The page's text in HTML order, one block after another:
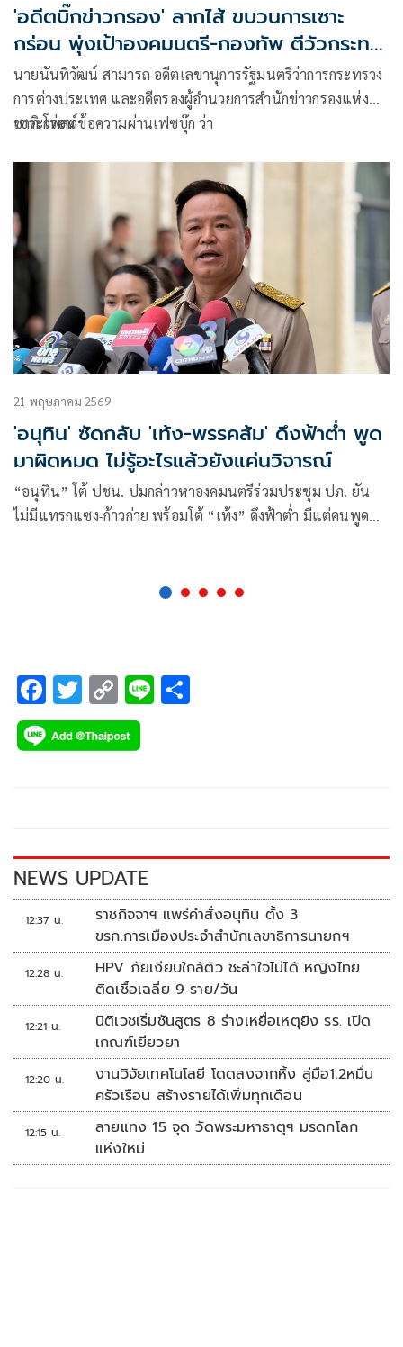
'อดีตบิ๊กข่าวกรอง' ลากไส้ ขบวนการเซาะ
กร่อน พุ่งเป้าองคมนตรี​-กองทัพ ตีวัวกระทบ
คราด
นายนันทิวัฒน์ สามารถ อดีตเลขานุการรัฐมนตรีว่าการกระทรวง
การต่างประเทศ และอดีตรองผู้อำนวยการสำนักข่าวกรองแห่ง
ชาติ โพสต์ข้อความผ่านเฟซบุ๊ก ว่า
เซาะกร่อน
21 พฤษภาคม 2569
'อนุทิน' ซัดกลับ 'เท้ง-พรรคส้ม' ดึงฟ้าต่ำ พูด
มาผิดหมด ไม่รู้อะไรแล้วยังแค่นวิจารณ์
“อนุทิน” โต้ ปชน. ปมกล่าวหาองคมนตรีร่วมประชุม ปภ. ยัน
ไม่มีแทรกแซง-ก้าวก่าย พร้อมโต้ “เท้ง” ดึงฟ้าต่ำ มีแต่คนพูด
F
ac
e
k
T
wi
tt
C
o
p
k
Li
NEWS UPDATE
12:37 น.
ราชกิจจาฯ แพร่คำสั่งอนุทิน ตั้ง 3
ขรก.การเมืองประจำสำนักเลขาธิการนายกฯ
12:28 น.
HPV ภัยเงียบใกล้ตัว ชะล่าใจไม่ได้ หญิงไทย
ติดเชื้อเฉลี่ย 9 ราย/วัน
12:21 น.
นิติเวชเริ่มชันสูตร 8 ร่างเหยื่อเหตุยิง รร. เปิด
เกณฑ์เยียวยา
12:20 น.
งานวิจัยเทคโนโลยี โดดลงจากหิ้ง สู่มือ1.2หมื่น
ครัวเรือน สร้างรายได้เพิ่มทุกเดือน
12:15 น.
ลายแทง 15 จุด วัดพระมหาธาตุฯ มรดกโลก
แห่งใหม่